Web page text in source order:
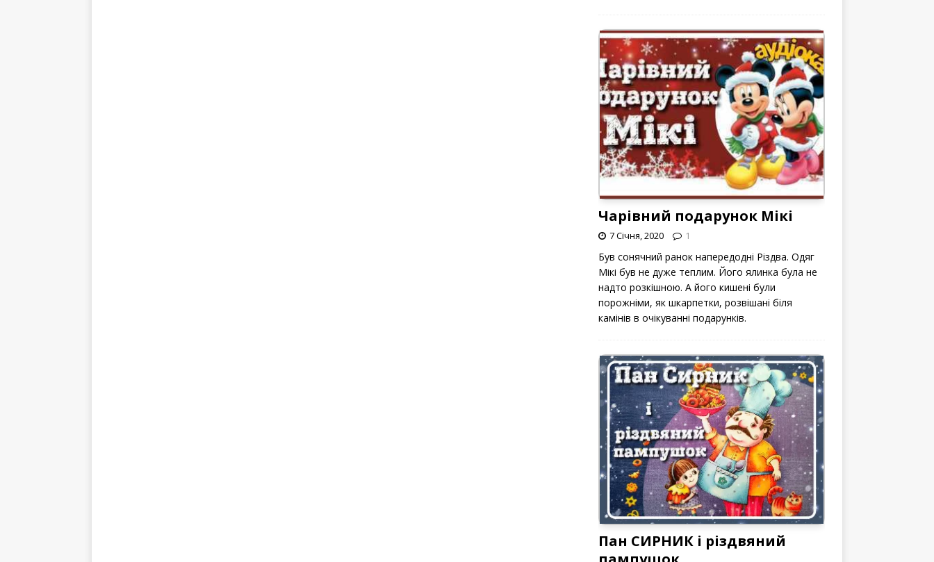
Чарівний подарунок Мікі
7 Січня, 2020 1
Був сонячний ранок напередодні Різдва. Одяг
Мікі був не дуже теплим. Його ялинка була не
надто розкішною. А його кишені були
порожніми, як шкарпетки, розвішані біля
камінів в очікуванні подарунків.
Пан СИРНИК і різдвяний